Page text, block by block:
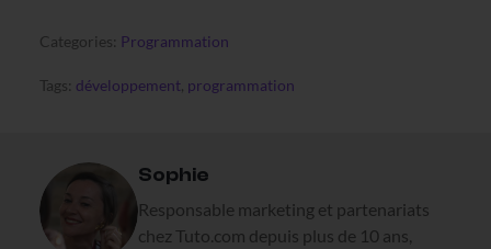
Categories: Programmation
Tags: développement, programmation
Sophie
Responsable marketing et partenariats
chez Tuto.com depuis plus de 10 ans,